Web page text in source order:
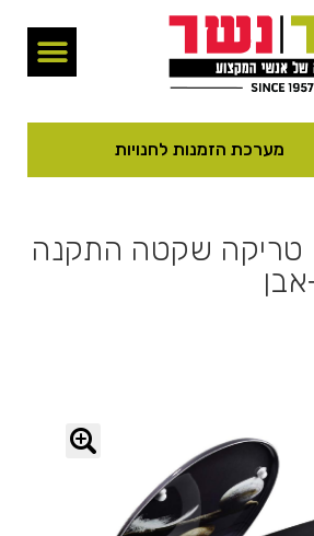
מערכת הזמנות לחנויות
טריקה שקטה התקנה